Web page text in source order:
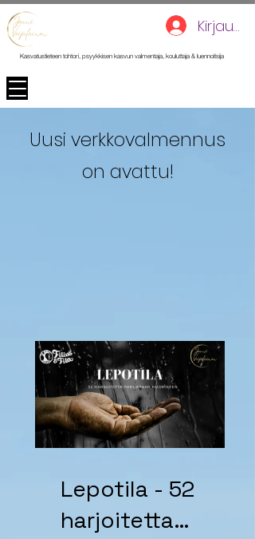
Kasvatustieteen tohtori, psyykkisen kasvun valmentaja, kouluttaja & luennoitsija
Kirjaudu
Uusi verkkovalmennus
on avattu!
Lepotila - 52
harjoitetta